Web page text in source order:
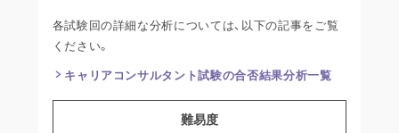
各試験回の詳細な分析については、以下の記事をご覧
ください。
キャリアコンサルタント試験の合否結果分析一覧
難易度